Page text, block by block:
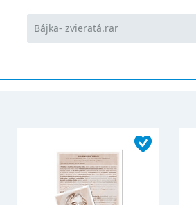
Bájka- zvieratá.rar